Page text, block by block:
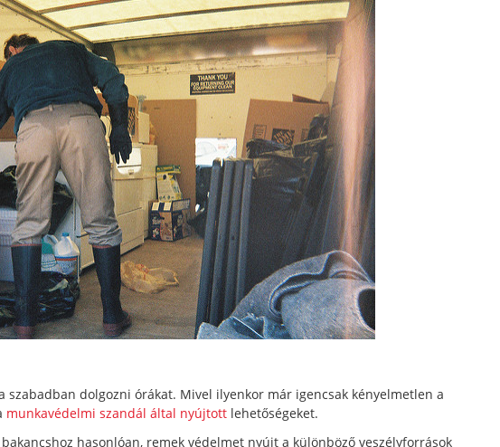
dolgozni órákat. Mivel ilyenkor már igencsak kényelmetlen a
munkavédelmi szandál által nyújtott lehetőségeket.
hasonlóan, remek védelmet nyújt a különböző veszélyforrások